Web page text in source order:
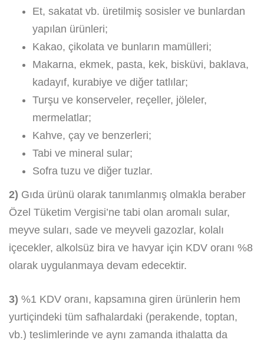
Et, sakatat vb. üretilmiş sosisler ve bunlardan
yapılan ürünleri;
Kakao, çikolata ve bunların mamülleri;
Makarna, ekmek, pasta, kek, bisküvi, baklava,
kadayıf, kurabiye ve diğer tatlılar;
Turşu ve konserveler, reçeller, jöleler,
mermelatlar;
Kahve, çay ve benzerleri;
Tabi ve mineral sular;
Sofra tuzu ve diğer tuzlar.
2) Gıda ürünü olarak tanımlanmış olmakla beraber
Özel Tüketim Vergisi’ne tabi olan aromalı sular,
meyve suları, sade ve meyveli gazozlar, kolalı
içecekler, alkolsüz bira ve havyar için KDV oranı %8
olarak uygulanmaya devam edecektir.
3) %1 KDV oranı, kapsamına giren ürünlerin hem
yurtiçindeki tüm safhalardaki (perakende, toptan,
vb.) teslimlerinde ve aynı zamanda ithalatta da